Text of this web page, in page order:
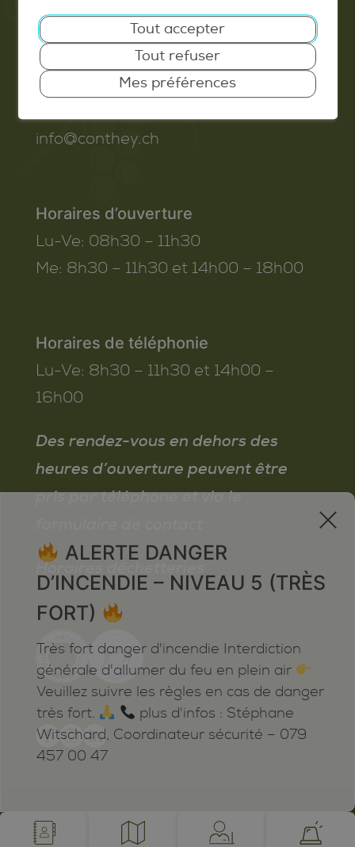
Commune de Conthey
Route de Savoie 54
1975
St-Séverin
info@conthey.ch
Horaires d’ouverture
Lu-Ve: 08h30 – 11h30
Me: 8h30 – 11h30 et 14h00 – 18h00
Horaires de téléphonie
Lu-Ve: 8h30 – 11h30 et 14h00 –
16h00
Des rendez-vous en dehors des
heures d’ouverture peuvent être
pris par téléphone et via le
Horaires déchetteries
powered by /BOOMERANG
x
ALERTE DANGER
D’INCENDIE – NIVEAU 5 (TRÈS
FORT)
Très fort danger d'incendie Interdiction
générale d'allumer du feu en plein air
Veuillez suivre les règles en cas de danger
très fort.
plus d'infos : Stéphane
Witschard, Coordinateur sécurité – 079
457 00 47
Tout accepter
Tout refuser
Mes préférences